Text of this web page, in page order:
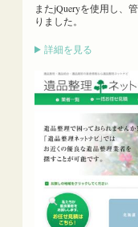
またjQueryを使用し、
りました。
詳細を見る